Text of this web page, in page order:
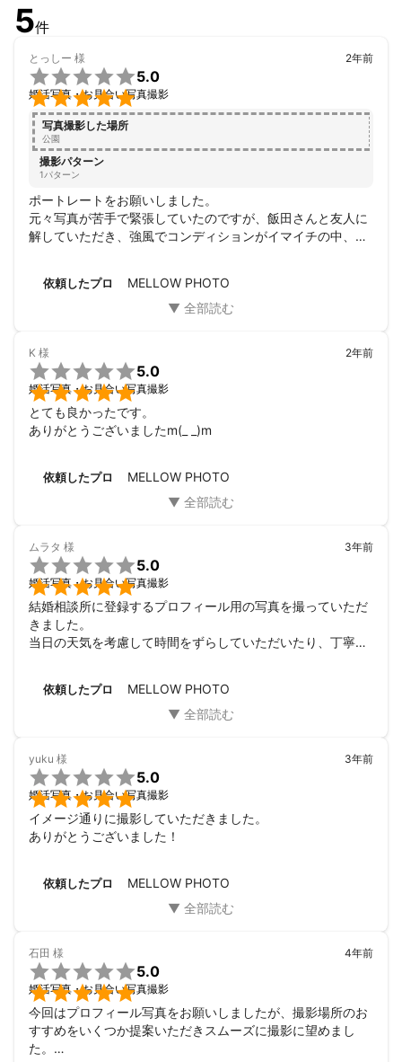
5件
とっしー 様


5.0
婚活写真・お見合い写真撮影
2年前
写真撮影した場所
公園
撮影パターン
1パターン
ポートレートをお願いしました。
元々写真が苦手で緊張していたのですが、飯田さんと友人に
解していただき、強風でコンディションがイマイチの中、ス
た。アップが厳しい年齢ですが、大幅な修正も必要ない（そ
れが一番嬉しいです）自然な仕上がりでとても嬉しいです。
依頼したプロ MELLOW PHOTO
K 様


5.0
婚活写真・お見合い写真撮影
2年前
とても良かったです。
ありがとうございましたm(_ _)m
依頼したプロ MELLOW PHOTO
ムラタ 様


5.0
婚活写真・お見合い写真撮影
3年前
結婚相談所に登録するプロフィール用の写真を撮っていただ
きました。
当日の天気を考慮して時間をずらしていただいたり、丁寧に
もありがたかったです。
依頼したプロ MELLOW PHOTO
yuku 様


5.0
婚活写真・お見合い写真撮影
3年前
イメージ通りに撮影していただきました。
ありがとうございました！
依頼したプロ MELLOW PHOTO
石田 様


5.0
婚活写真・お見合い写真撮影
4年前
今回はプロフィール写真をお願いしましたが、撮影場所のお
すすめをいくつか提案いただきスムーズに撮影に望めまし
た。